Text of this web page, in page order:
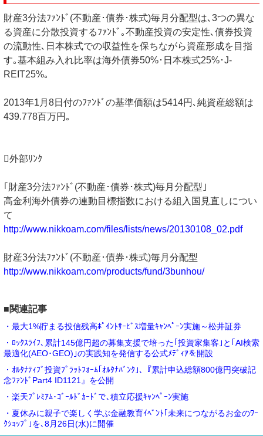
財産3分法ﾌｧﾝﾄﾞ(不動産･債券･株式)毎月分配型は､3つの異な
る資産に分散投資するﾌｧﾝﾄﾞ｡不動産投資の安定性､債券投資
の流動性､日本株式での収益性を保ちながら資産形成を目指
す｡基本組み入れ比率は海外債券50%･日本株式25%･J-
REIT25%｡
2013年1月8日付のﾌｧﾝﾄﾞの基準価額は5414円､純資産総額は
439.778百万円｡
外部ﾘﾝｸ
｢財産3分法ﾌｧﾝﾄﾞ(不動産･債券･株式)毎月分配型｣
高金利海外債券の連動目標指数における組入国見直しについ
て
http://www.nikkoam.com/files/lists/news/20130108_02.pdf
財産3分法ﾌｧﾝﾄﾞ(不動産･債券･株式)毎月分配型
http://www.nikkoam.com/products/fund/3bunhou/
■関連記事
・最大1%貯まる投信残高ﾎﾟｲﾝﾄｻｰﾋﾞｽ増量ｷｬﾝﾍﾟｰﾝ実施～松井証券
・ﾛｯｸｽﾗｲﾌ､累計145億円超の募集支援で培った｢投資家集客｣と｢AI検索
最適化(AEO･GEO)｣の実践知を発信する公式ﾒﾃﾞｨｱを開設
・ｵﾙﾀﾅﾃｨﾌﾞ投資ﾌﾟﾗｯﾄﾌｫｰﾑ｢ｵﾙﾀﾅﾊﾞﾝｸ｣､『累計申込総額800億円突破記
念ﾌｧﾝﾄﾞPart4 ID1121』を公開
・楽天ﾌﾟﾚﾐｱﾑ･ｺﾞｰﾙﾄﾞｶｰﾄﾞで､積立応援ｷｬﾝﾍﾟｰﾝ実施
・夏休みに親子で楽しく学ぶ金融教育ｲﾍﾞﾝﾄ｢未来につながるお金のﾜｰ
ｸｼｮｯﾌﾟ｣を､8月26日(水)に開催